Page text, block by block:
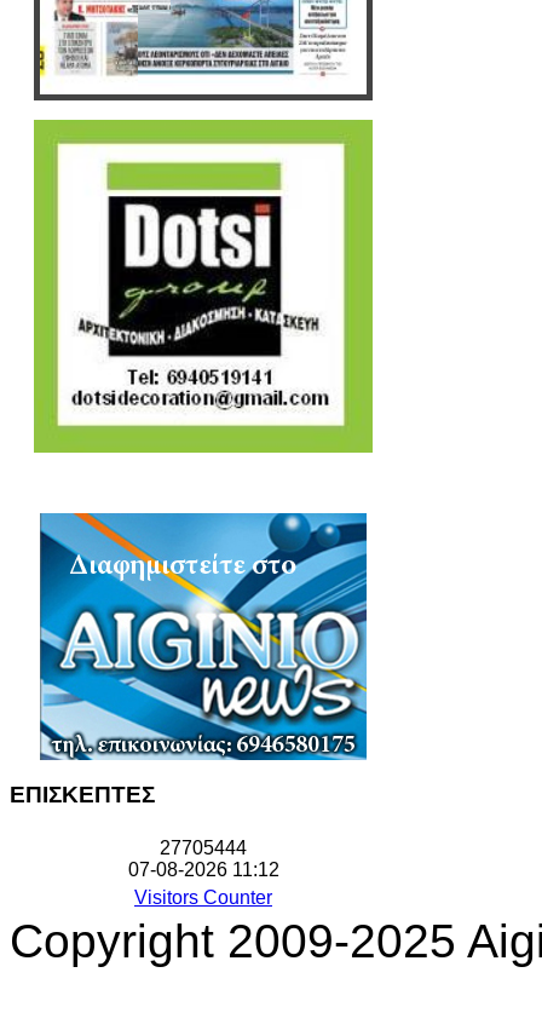
ΕΠΙΣΚΕΠΤΕΣ
27705444
07-08-2026 11:12
Visitors Counter
Copyright 2009-2025